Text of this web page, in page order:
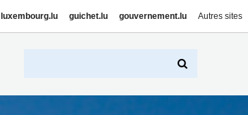
luxembourg.lu guichet.lu gouvernement.lu Autres sites